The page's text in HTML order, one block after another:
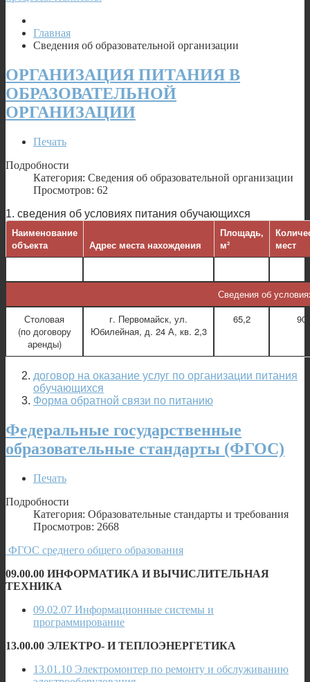
Главная
Сведения об образовательной организации
ОРГАНИЗАЦИЯ ПИТАНИЯ В
ОБРАЗОВАТЕЛЬНОЙ
ОРГАНИЗАЦИИ
Печать
Подробности
Категория: Сведения об образовательной организации
Просмотров: 62
1. сведения об условиях питания обучающихся
Наименование
объекта
Адрес места нахождения
Площадь,
м²
мест
Сведения об
Столовая
(по договору
аренды)
г. Первомайск, ул.
Юбилейная, д. 24 А, кв. 2,3
65,2 90
договор на оказание услуг по организации питания
обучающихся
Форма обратной связи по питанию
Федеральные государственные
образовательные стандарты (ФГОС)
Печать
Подробности
Категория: Образовательные стандарты и требования
Просмотров: 2668
ФГОС среднего общего образования
09.00.00 ИНФОРМАТИКА И ВЫЧИСЛИТЕЛЬНАЯ
ТЕХНИКА
09.02.07 Информационные системы и
программирование
13.00.00 ЭЛЕКТРО- И ТЕПЛОЭНЕРГЕТИКА
13.01.10 Электромонтер по ремонту и обслуживанию